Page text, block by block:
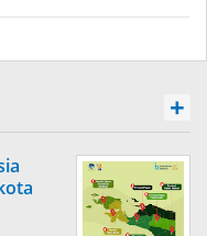
+